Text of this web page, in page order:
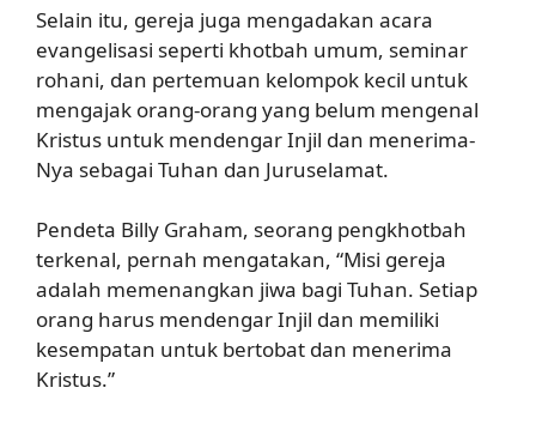
Selain itu, gereja juga mengadakan acara
evangelisasi seperti khotbah umum, seminar
rohani, dan pertemuan kelompok kecil untuk
mengajak orang-orang yang belum mengenal
Kristus untuk mendengar Injil dan menerima-
Nya sebagai Tuhan dan Juruselamat.
Pendeta Billy Graham, seorang pengkhotbah
terkenal, pernah mengatakan, “Misi gereja
adalah memenangkan jiwa bagi Tuhan. Setiap
orang harus mendengar Injil dan memiliki
kesempatan untuk bertobat dan menerima
Kristus.”